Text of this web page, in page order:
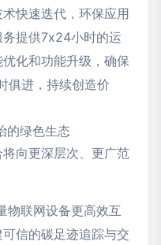
快速迭代，环保应用
提供7x24小时的运
化和功能升级，确保
俱进，持续创造价
的绿色生态
向更深层次、更广范
物联网设备更高效互
信的碳足迹追踪与交